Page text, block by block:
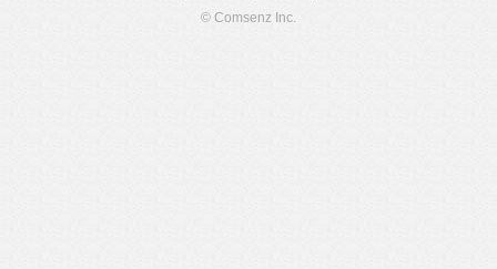
© Comsenz Inc.